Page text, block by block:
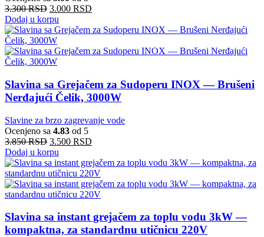
3.300RSD 3.000 RSD
Dodaj u korpu
Slavina sa Grejačem za Sudoperu INOX — Brušeni
Nerđajući Čelik, 3000W
Slavine za brzo zagrevanje vode
Ocenjeno sa 4.83 od 5
3.850RSD 3.500 RSD
Dodaj u korpu
Slavina sa instant grejačem za toplu vodu 3kW —
kompaktna, za standardnu utičnicu 220V